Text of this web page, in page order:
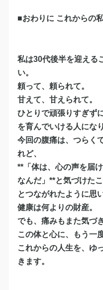
■おわりに これからの
私は30代後半を迎える
い。
頼って、頼られて。
甘えて、甘えられて。
ひとりで頑張りすぎず
を育んでいける人にな
今回の腹痛は、つらく
れど、
**「体は、心の声を届
なんだ」**と気づけた
とつながれたように思
健康は何よりの財産。
でも、痛みもまた気づ
この体と心に、もう一
これからの人生を、ゆ
きます。